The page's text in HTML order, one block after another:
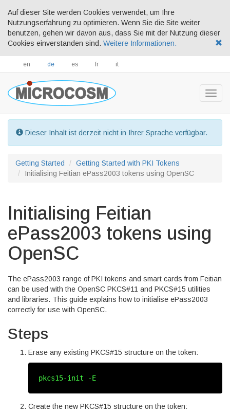
Auf dieser Site werden Cookies verwendet, um Ihre
Nutzungserfahrung zu optimieren. Wenn Sie die Site weiter
benutzen, gehen wir davon aus, dass Sie mit der Nutzung dieser
Cookies einverstanden sind. Weitere Informationen.
en de es fr it
Dieser Inhalt ist derzeit nicht in Ihrer Sprache verfügbar.
Getting Started
Getting Started with PKI Tokens
Initialising Feitian ePass2003 tokens using OpenSC
Initialising Feitian
ePass2003 tokens using
OpenSC
The ePass2003 range of PKI tokens and smart cards from Feitian
can be used with the OpenSC PKCS#11 and PKCS#15 utilities
and libraries. This guide explains how to initialise ePass2003
correctly for use with OpenSC.
Steps
Erase any existing PKCS#15 structure on the token:
pkcs15‑init ‑E
Create the new PKCS#15 structure on the token: